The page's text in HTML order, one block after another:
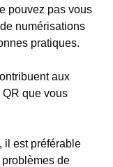
pouvez pas vous
numérisations
pratiques.
aux
que vous
il est préférable
de